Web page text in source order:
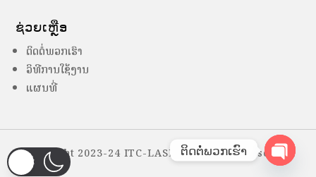
ຊ່ວຍເຫຼືອ
ຕິດຕໍ່ພວກເຮົາ
ວິທີການໃຊ້ງານ
ແຜນທີ່
Copyright 2023-24 ITC-LASES – All Right Reserved
ຕິດຕໍ່ພວກເຮົາ